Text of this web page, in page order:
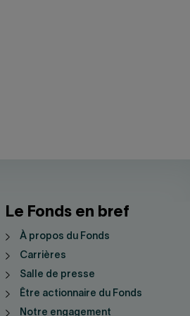
Le Fonds en bref
À propos du Fonds
Carrières
Salle de presse
Être actionnaire du Fonds
Notre engagement